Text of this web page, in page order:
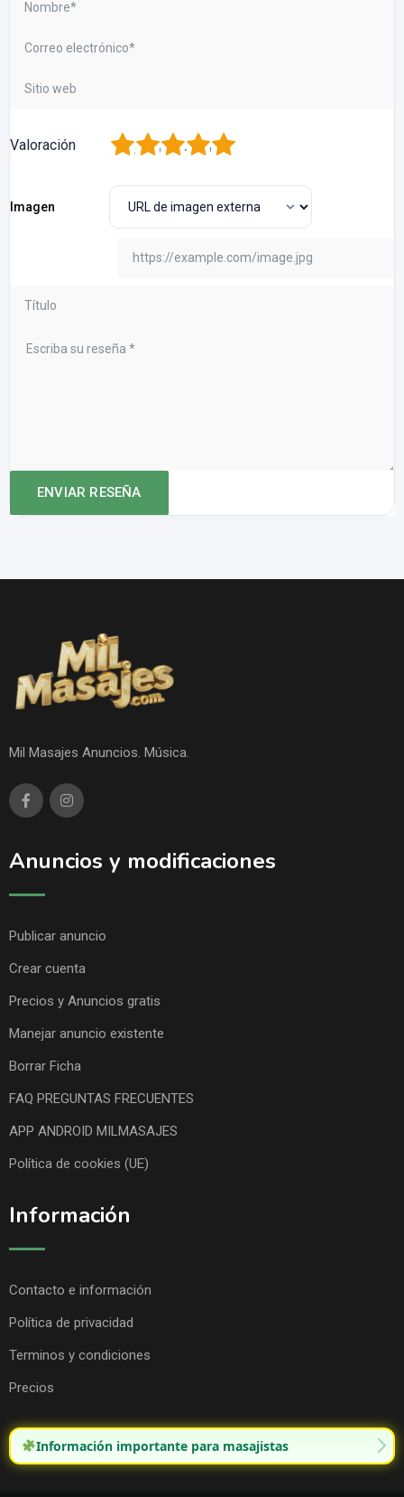
Valoración 5
4
3
2
Imagen
Mil Masajes Anuncios. Música.
Anuncios y modificaciones
Publicar anuncio
Crear cuenta
Precios y Anuncios gratis
Manejar anuncio existente
Borrar Ficha
FAQ PREGUNTAS FRECUENTES
APP ANDROID MILMASAJES
Política de cookies (UE)
Información
Contacto e información
Política de privacidad
Terminos y condiciones
Precios
Información importante para masajistas